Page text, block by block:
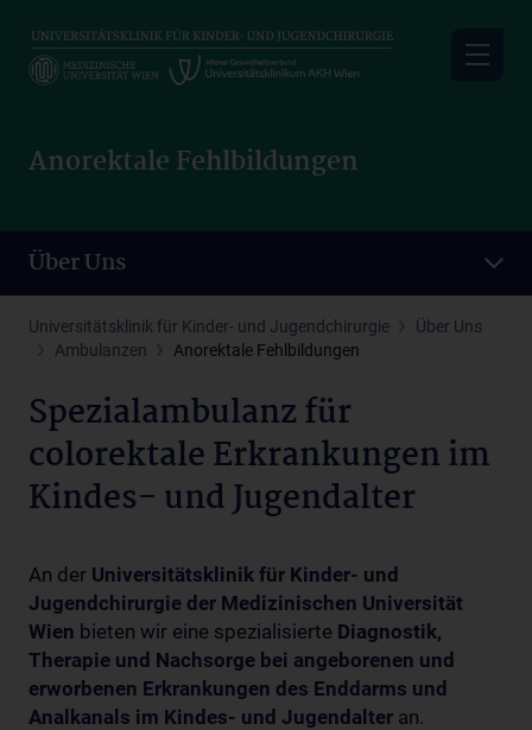
main
Anorektale Fehlbildungen
Über Uns
Universitätsklinik für Kinder- und Jugendchirurgie
Über Uns
Ambulanzen
Anorektale Fehlbildungen
Spezialambulanz für
colorektale Erkrankungen im
Kindes- und Jugendalter
An der Universitätsklinik für Kinder- und
Jugendchirurgie der Medizinischen Universität
Wien bieten wir eine spezialisierte Diagnostik,
Therapie und Nachsorge bei angeborenen und
erworbenen Erkrankungen des Enddarms und
Analkanals im Kindes- und Jugendalter an.